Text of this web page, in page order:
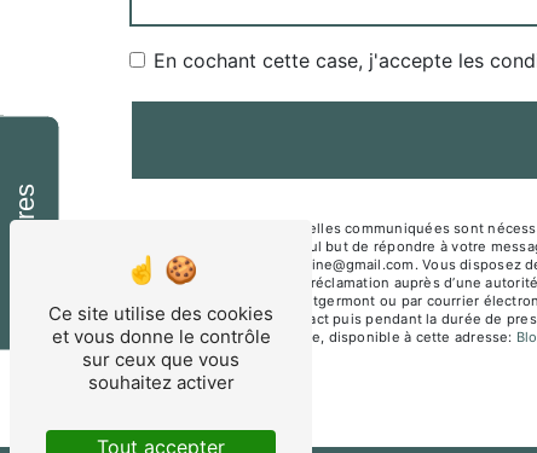
En cochant cette case, j'accepte les
** Les données personnelles communiquées sont
sous-traitants dans le seul but de répondre à votre
Montgermont mesnagealine@gmail.com. Vous disposez
du droit d’introduire une réclamation auprès d’une
Jane Beusnel 35760 Montgermont ou par courrier
période de prise de contact puis pendant la durée de
démarchage téléphonique, disponible à cette adresse:
Horaires
Ce site utilise des cookies
et vous donne le contrôle
sur ceux que vous
souhaitez activer
Tout accepter